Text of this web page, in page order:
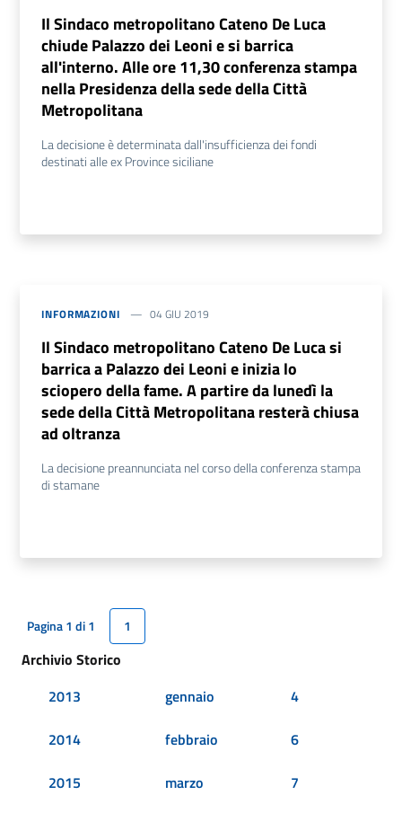
Il Sindaco metropolitano Cateno De Luca
chiude Palazzo dei Leoni e si barrica
all'interno. Alle ore 11,30 conferenza stampa
nella Presidenza della sede della Città
Metropolitana
La decisione è determinata dall'insufficienza dei fondi
destinati alle ex Province siciliane
INFORMAZIONI 04 GIU 2019
Il Sindaco metropolitano Cateno De Luca si
barrica a Palazzo dei Leoni e inizia lo
sciopero della fame. A partire da lunedì la
sede della Città Metropolitana resterà chiusa
ad oltranza
La decisione preannunciata nel corso della conferenza stampa
di stamane
Pagina 1 di 1 1
Archivio Storico
2013
2014
2015
gennaio
febbraio
marzo
4
6
7